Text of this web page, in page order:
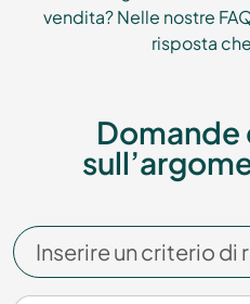
vendita? Nelle nostre
risposta
Domande